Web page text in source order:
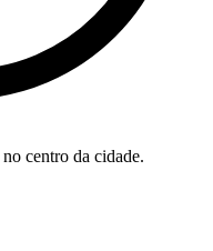
no centro da cidade.